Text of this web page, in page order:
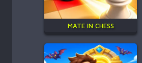
MATE IN CHESS